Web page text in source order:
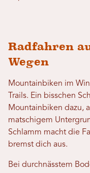
Radfahren
Wegen
Mountainbiken im
Trails. Ein bisschen
Mountainbiken dazu,
matschigem
Schlamm macht die
bremst dich aus.
Bei durchnässtem